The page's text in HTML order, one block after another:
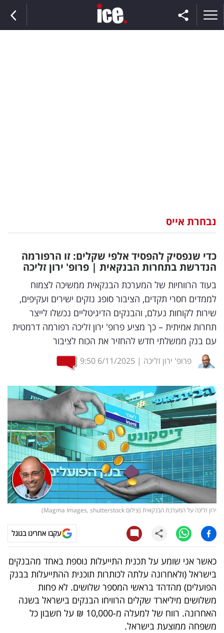
וצרכנות
דיגיטל
וטק
שיווק
ופרסום
משפט
מדדים
ומחקרים
דעות
רכילות
עסקית
קריפטו
ויראלי
טלוויזיה
עסקי
ספורט
קריירה
ולימודים
מינויים
נבחרת אייס
כדי שנפסיק להפסיד אלפי שקלים: זו הרפורמה
הנדרשת בתחרות הבנקאית | פרופ' ירון זליכה
בעוד הרווחיות של המערכת הבנקאית ממשיכה לצמוח
לממדים חסרי תקדים, הציבור סופג נזקים ישירים ועקיפים,
שירות לקוחות נעלם, והבנקים הדיגיטליים נכשלו לייצר
תחרות אמיתית – כך מציע פרופ' ירון זליכה רפורמה דרמטית
עם בנק ממשלתי חדש להחזיר את הכוח לציבור
פרופ' ירון זליכה |
6/11/2025
9:50
ירון זליכה על המערכת הבנקאית (צילום Magma Images, shutterstock)
עקבו אחרינו בגוגל
כאשר אני שומע על תכנית התייעלות נוספת באחד מהבנקים
בישראל (ולאחרונה עלתה לכותרות תוכנית ההתייעלות בבנק
הפועלים) מהדהד בראשי המספר שלושים. לא פחות
משלושים מיליארד שקלים הרוויחו הבנקים בישראל בשנה
האחרונה. רווח של למעלה מ-10,000 ₪ על חשבון כל
משפחה ממוצעת בישראל.